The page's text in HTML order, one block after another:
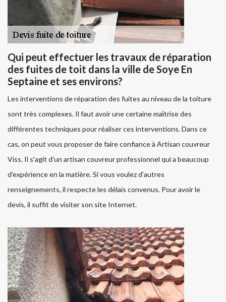
Qui peut effectuer les travaux de réparation
des fuites de toit dans la ville de Soye En
Septaine et ses environs?
Les interventions de réparation des fuites au niveau de la toiture
sont très complexes. Il faut avoir une certaine maîtrise des
différentes techniques pour réaliser ces interventions. Dans ce
cas, on peut vous proposer de faire confiance à Artisan couvreur
Viss. Il s'agit d'un artisan couvreur professionnel qui a beaucoup
d'expérience en la matière. Si vous voulez d'autres
renseignements, il respecte les délais convenus. Pour avoir le
devis, il suffit de visiter son site Internet.